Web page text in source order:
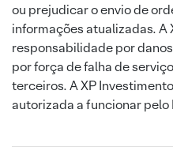
ou prejudicar o envio de
informações atualizadas. A
responsabilidade por
por força de falha de
terceiros. A XP
autorizada a funcionar pelo